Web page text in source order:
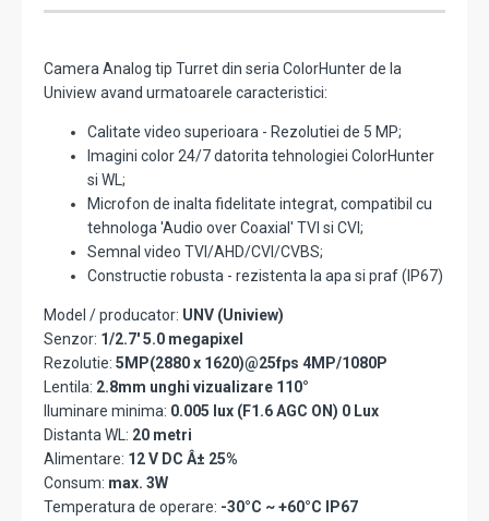
Camera Analog tip Turret din seria ColorHunter de la
Uniview avand urmatoarele caracteristici:
Calitate video superioara - Rezolutiei de 5 MP;
Imagini color 24/7 datorita tehnologiei ColorHunter
si WL;
Microfon de inalta fidelitate integrat, compatibil cu
tehnologa 'Audio over Coaxial' TVI si CVI;
Semnal video TVI/AHD/CVI/CVBS;
Constructie robusta - rezistenta la apa si praf (IP67)
Model / producator: UNV (Uniview)
Senzor: 1/2.7' 5.0 megapixel
Rezolutie: 5MP(2880 x 1620)@25fps 4MP/1080P
Lentila: 2.8mm unghi vizualizare 110°
Iluminare minima: 0.005 lux (F1.6 AGC ON) 0 Lux
Distanta WL: 20 metri
Alimentare: 12 V DC Â± 25%
Consum: max. 3W
Temperatura de operare: -30°C ~ +60°C IP67